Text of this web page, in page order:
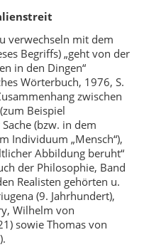
verwechseln mit dem
Begriffs) „geht von der
in den Dingen“
Wörterbuch, 1976, S.
zwischen
Beispiel
(bzw. in dem
Individuum „Mensch“),
Abbildung beruht“
der Philosophie, Band
Realisten gehörten u.
(9. Jahrhundert),
Wilhelm von
sowie Thomas von